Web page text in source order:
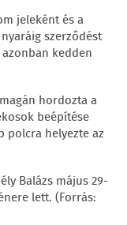
jeleként és a
szerződést
kedden
hordozta a
beépítése
polcra helyezte az
Balázs május 29-
lett. (Forrás: